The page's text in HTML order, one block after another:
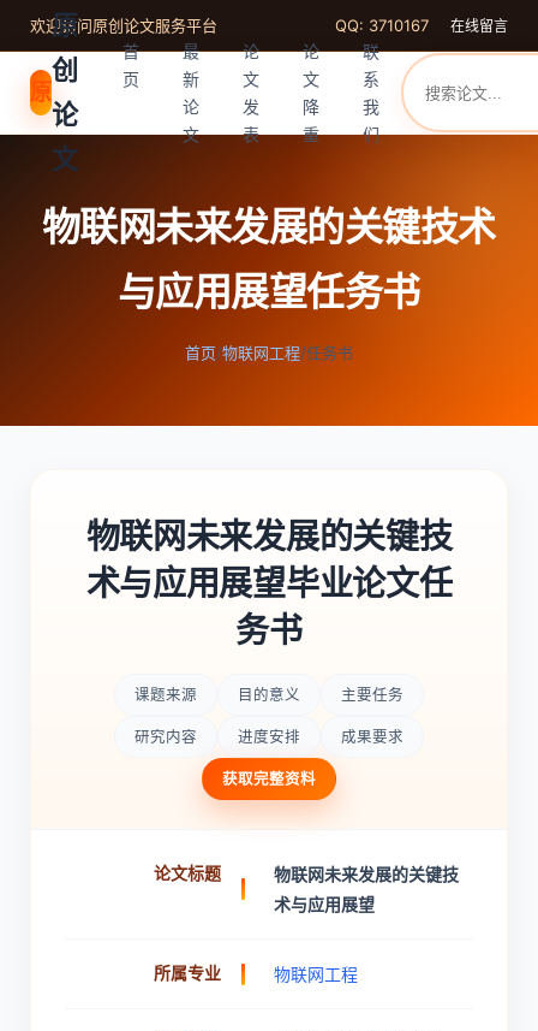
欢迎访问原创论文服务平台 QQ: 3710167 在线留言
原
原
创
论
文
首
页
最
新
论
文
论
文
发
表
论
文
降
重
联
系
我
们
物联网未来发展的关键技术
与应用展望任务书
首页/物联网工程/任务书
物联网未来发展的关键技
术与应用展望毕业论文任
务书
课题来源 目的意义 主要任务
研究内容 进度安排 成果要求
获取完整资料
论文标题
物联网未来发展的关键技
术与应用展望
所属专业 物联网工程